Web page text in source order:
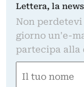
Lettera, la
Non
giorno un'e-
partecipa alla
(Required)